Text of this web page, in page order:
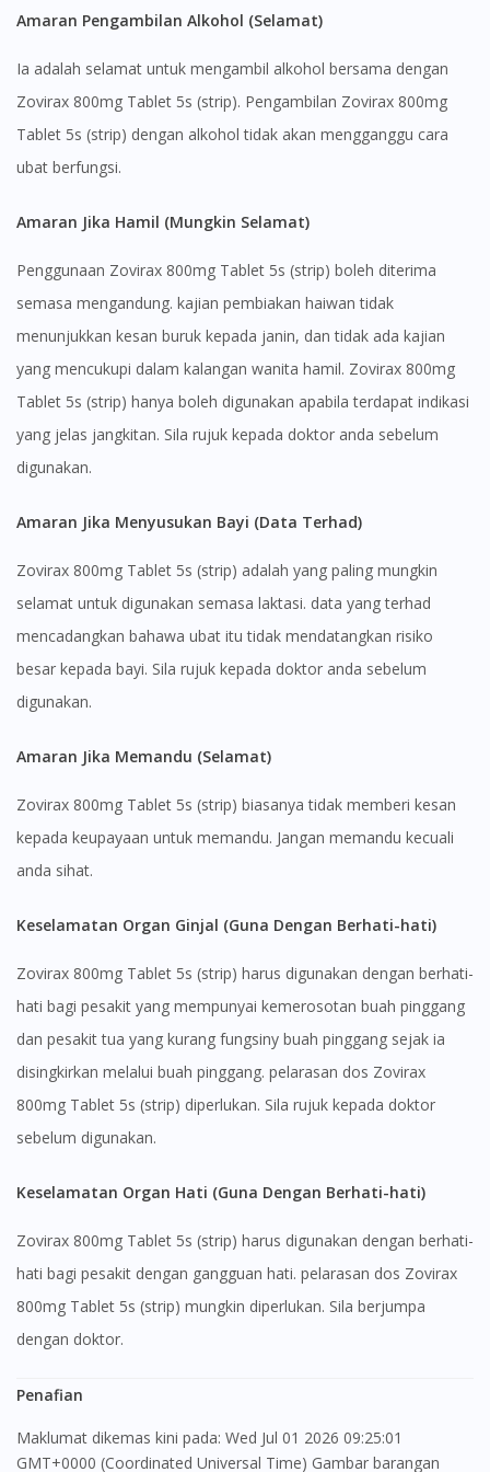
Visit DoctorOnCall Singapore
site.
To serve you better, would you like to head over to
DoctorOnCall Singapore?
Amaran Pengambilan Alkohol (Selamat)
Ia adalah selamat untuk mengambil alkohol bersama dengan
Zovirax 800mg Tablet 5s (strip). Pengambilan Zovirax 800mg
Tablet 5s (strip) dengan alkohol tidak akan mengganggu cara
ubat berfungsi.
Amaran Jika Hamil (Mungkin Selamat)
Penggunaan Zovirax 800mg Tablet 5s (strip) boleh diterima
semasa mengandung. kajian pembiakan haiwan tidak
menunjukkan kesan buruk kepada janin, dan tidak ada kajian
yang mencukupi dalam kalangan wanita hamil. Zovirax 800mg
Tablet 5s (strip) hanya boleh digunakan apabila terdapat indikasi
yang jelas jangkitan. Sila rujuk kepada doktor anda sebelum
digunakan.
Amaran Jika Menyusukan Bayi (Data Terhad)
Zovirax 800mg Tablet 5s (strip) adalah yang paling mungkin
selamat untuk digunakan semasa laktasi. data yang terhad
mencadangkan bahawa ubat itu tidak mendatangkan risiko
besar kepada bayi. Sila rujuk kepada doktor anda sebelum
digunakan.
Amaran Jika Memandu (Selamat)
Zovirax 800mg Tablet 5s (strip) biasanya tidak memberi kesan
kepada keupayaan untuk memandu. Jangan memandu kecuali
anda sihat.
Keselamatan Organ Ginjal (Guna Dengan Berhati-hati)
Zovirax 800mg Tablet 5s (strip) harus digunakan dengan berhati-
hati bagi pesakit yang mempunyai kemerosotan buah pinggang
dan pesakit tua yang kurang fungsiny buah pinggang sejak ia
disingkirkan melalui buah pinggang. pelarasan dos Zovirax
800mg Tablet 5s (strip) diperlukan. Sila rujuk kepada doktor
sebelum digunakan.
Keselamatan Organ Hati (Guna Dengan Berhati-hati)
Zovirax 800mg Tablet 5s (strip) harus digunakan dengan berhati-
hati bagi pesakit dengan gangguan hati. pelarasan dos Zovirax
800mg Tablet 5s (strip) mungkin diperlukan. Sila berjumpa
dengan doktor.
Penafian
Maklumat dikemas kini pada: Wed Jul 01 2026 09:25:01
GMT+0000 (Coordinated Universal Time) Gambar barangan